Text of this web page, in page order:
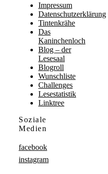
Impressum
Datenschutzerklärung
Tintenkrähe
Das
Kaninchenloch
Blog – der
Lesesaal
Blogroll
Wunschliste
Challenges
Lesestatistik
Linktree
Soziale
Medien
facebook
instagram